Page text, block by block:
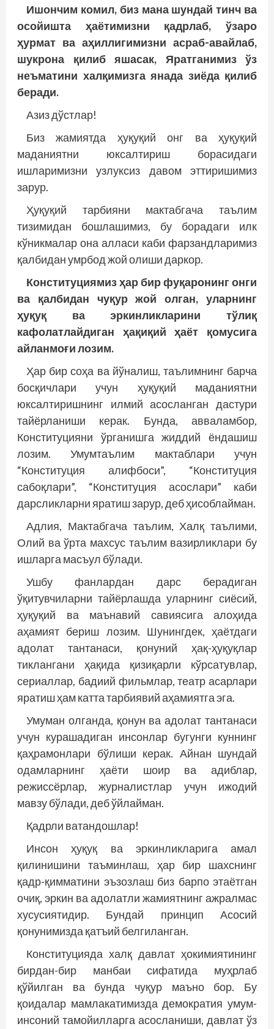
Ишончим комил, биз мана шундай тинч ва
осойишта ҳаётимизни қадрлаб, ўзаро
ҳурмат ва аҳиллигимизни асраб-авайлаб,
шукрона қилиб яшасак, Яратганимиз ўз
неъматини халқимизга янада зиёда қилиб
беради.
Азиз дўстлар!
Биз жамиятда ҳуқуқий онг ва ҳуқуқий
маданиятни юксалтириш борасидаги
ишларимизни узлуксиз давом эттиришимиз
зарур.
Ҳуқуқий тарбияни мактабгача таълим
тизимидан бошлашимиз, бу борадаги илк
кўникмалар она алласи каби фарзандларимиз
қалбидан умрбод жой олиши даркор.
Конституциямиз ҳар бир фуқаронинг онги
ва қалбидан чуқур жой олган, уларнинг
ҳуқуқ ва эркинликларини тўлиқ
кафолатлайдиган ҳақиқий ҳаёт қомусига
айланмоғи лозим.
Ҳар бир соҳа ва йўналиш, таълимнинг барча
босқичлари учун ҳуқуқий маданиятни
юксалтиришнинг илмий асосланган дастури
тайёрланиши керак. Бунда, авваламбор,
Конституцияни ўрганишга жиддий ёндашиш
лозим. Умумтаълим мактаблари учун
“Конституция алифбоси”, “Конституция
сабоқлари”, “Конституция асослари” каби
дарсликларни яратиш зарур, деб ҳисоблайман.
Адлия, Мактабгача таълим, Халқ таълими,
Олий ва ўрта махсус таълим вазирликлари бу
ишларга масъул бўлади.
Ушбу фанлардан дарс берадиган
ўқитувчиларни тайёрлашда уларнинг сиёсий,
ҳуқуқий ва маънавий савиясига алоҳида
аҳамият бериш лозим. Шунингдек, ҳаётдаги
адолат тантанаси, қонуний ҳақ-ҳуқуқлар
тиклангани ҳақида қизиқарли кўрсатувлар,
сериаллар, бадиий фильмлар, театр асарлари
яратиш ҳам катта тарбиявий аҳамиятга эга.
Умуман олганда, қонун ва адолат тантанаси
учун курашадиган инсонлар бугунги куннинг
қаҳрамонлари бўлиши керак. Айнан шундай
одамларнинг ҳаёти шоир ва адиблар,
режиссёрлар, журналистлар учун ижодий
мавзу бўлади, деб ўйлайман.
Қадрли ватандошлар!
Инсон ҳуқуқ ва эркинликларига амал
қилинишини таъминлаш, ҳар бир шахснинг
қадр-қимматини эъзозлаш биз барпо этаётган
очиқ, эркин ва адолатли жамиятнинг ажралмас
хусусиятидир. Бундай принцип Асосий
қонунимизда қатъий белгиланган.
Конституцияда халқ давлат ҳокимиятининг
бирдан-бир манбаи сифатида муҳрлаб
қўйилган ва бунда чуқур маъно бор. Бу
қоидалар мамлакатимизда демократия умум­
инсоний тамойилларга асосланиши, давлат ўз